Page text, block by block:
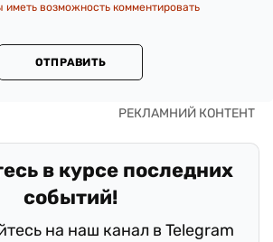
иметь возможность комментировать
ОТПРАВИТЬ
в курсе последних
событий!
на наш канал в Telegram